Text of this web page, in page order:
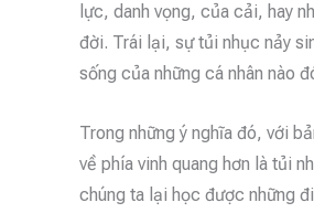
lực, danh vọng, của cải, hay
đời. Trái lại, sự tủi nhục nảy
sống của những cá nhân nào
Trong những ý nghĩa đó, với
về phía vinh quang hơn là tủi
chúng ta lại học được những